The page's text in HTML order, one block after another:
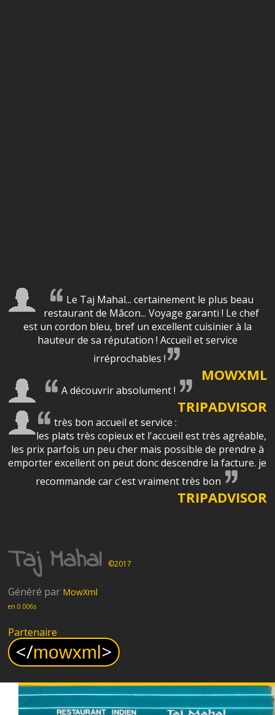
Le Taj Mahal... certainement le plus beau
restaurant de Mâcon... Voyage garanti ! Le chef
est un cordon bleu, bref un excellent cuisinier à la
hauteur de sa réputation ! Accueil et service
irréprochables !
MOWXML
A découvrir absolument !
TRIPADVISOR
très bon accueil et service :
les plats très copieux et l'accueil est très agréable,
les prix parfois un peu cher mais possible de prendre à
emporter excellent on peut donc descendre la facture. je
recommande car c'est vraiment très bon
TRIPADVISOR
Taj Mahal ©2017
Généré par MowXml
en 0.006s
Partenaire
</mowxml>